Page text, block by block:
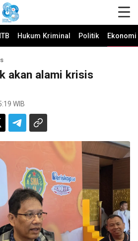
Hukum Kriminal Politik
akan alami krisis
WIB